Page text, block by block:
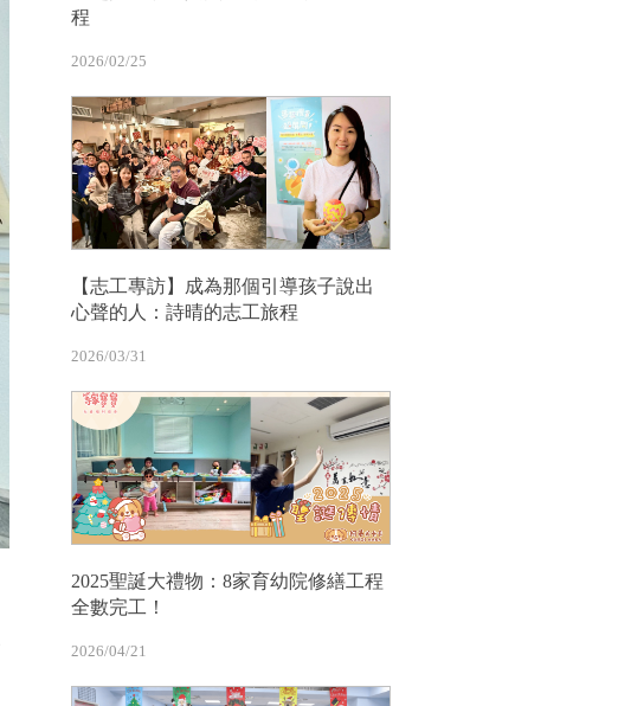
程
2026/02/25
【志工專訪】成為那個引導孩子說出
心聲的人：詩晴的志工旅程
2026/03/31
2025聖誕大禮物：8家育幼院修繕工程
全數完工！
2026/04/21